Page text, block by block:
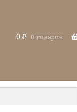
0 ₽ 0 товаров